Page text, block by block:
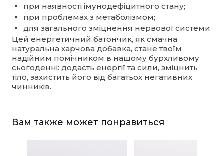
при наявності імунодефіцитного стану;
при проблемах з метаболізмом;
для загального зміцнення нервової системи.
Цей енергетичний батончик, як смачна
натуральна харчова добавка, стане твоїм
надійним помічником в нашому бурхливому
сьогоденні: додасть енергії та сили, зміцнить
тіло, захистить його від багатьох негативних
чинників.
Вам также может понравиться